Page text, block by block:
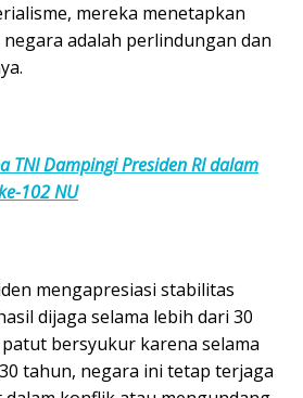
mereka menetapkan
adalah perlindungan dan
TNI Dampingi Presiden RI dalam
102 NU
mengapresiasi stabilitas
dijaga selama lebih dari 30
bersyukur karena selama
tahun, negara ini tetap terjaga